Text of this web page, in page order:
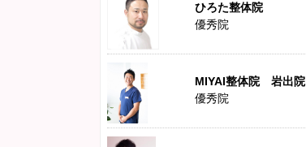
ひろた整体院
優秀院
MIYAI整体院 岩出院
優秀院